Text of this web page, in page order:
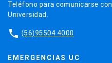
Teléfono para comunicarse
Universidad.
phone (56)95504 4000
EMERGENCIAS UC